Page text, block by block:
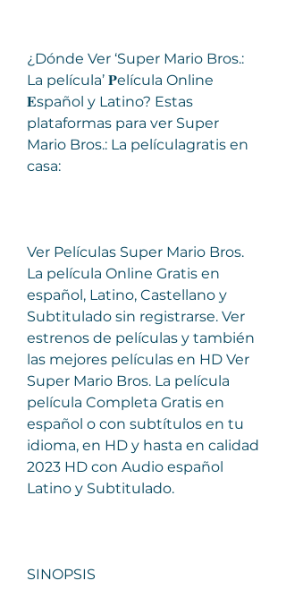
¿Dónde Ver ‘Super Mario Bros.:
La película’ 𝐏elícula Online
𝐄spañol y Latino? Estas
plataformas para ver Super
Mario Bros.: La películagratis en
casa:
Ver Películas Super Mario Bros.
La película Online Gratis en
español, Latino, Castellano y
Subtitulado sin registrarse. Ver
estrenos de películas y también
las mejores películas en HD Ver
Super Mario Bros. La película
película Completa Gratis en
español o con subtítulos en tu
idioma, en HD y hasta en calidad
2023 HD con Audio español
Latino y Subtitulado.
SINOPSIS